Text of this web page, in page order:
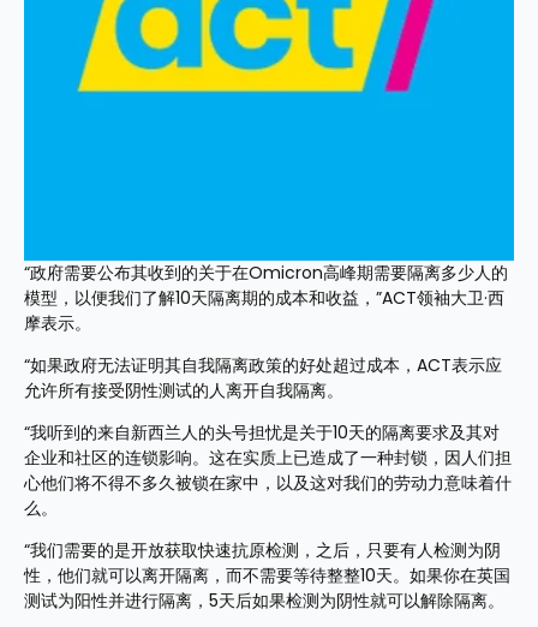
“政府需要公布其收到的关于在Omicron高峰期需要隔离多少人的
模型，以便我们了解10天隔离期的成本和收益，”ACT领袖大卫·西
摩表示。
“如果政府无法证明其自我隔离政策的好处超过成本，ACT表示应
允许所有接受阴性测试的人离开自我隔离。
“我听到的来自新西兰人的头号担忧是关于10天的隔离要求及其对
企业和社区的连锁影响。这在实质上已造成了一种封锁，因人们担
心他们将不得不多久被锁在家中，以及这对我们的劳动力意味着什
么。
“我们需要的是开放获取快速抗原检测，之后，只要有人检测为阴
性，他们就可以离开隔离，而不需要等待整整10天。如果你在英国
测试为阳性并进行隔离，5天后如果检测为阴性就可以解除隔离。